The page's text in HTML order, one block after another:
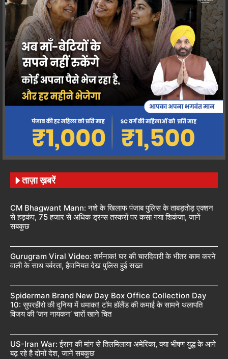
ताज़ा ख़बरें
CM Bhagwant Mann: नशे के खिलाफ पंजाब पुलिस के ताबड़तोड़ एक्शन
से हड़कंप, 75 हजार से अधिक ड्रग्स तस्करों पर कसा गया शिकंजा, जानें
सबकुछ
Gurugram Viral Video: शर्मनाक! घर की चारदिवारी के भीतर काम करने
वाली के साथ बर्बरता, हैवानियत देख पुलिस हुई सख्त
Spiderman Brand New Day Box Office Collection Day
10: सुपरहीरो की दुनिया में धमाका! टॉम हॉलैंड की कमाई के सामने थलापति
विजय की ‘जन नायकन’ चारों खाने चित
US-Iran War: ईरान की मांग से तिलमिलाया अमेरिका, क्या भीषण युद्ध के आगे
बढ़ रहे है दोनों देश, जानें सबकुछ